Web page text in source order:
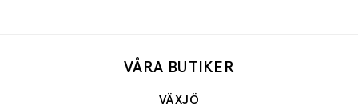
VÅRA BUTIKER
VÄXJÖ